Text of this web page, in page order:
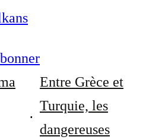
Entre Grèce et
Turquie, les
dangereuses